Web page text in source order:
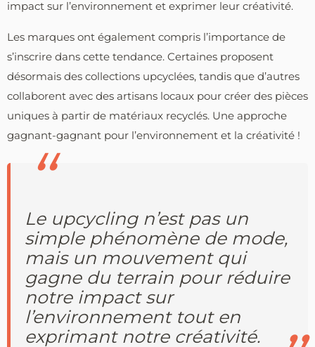
impact sur l’environnement et exprimer leur créativité.
Les marques ont également compris l’importance de
s’inscrire dans cette tendance. Certaines proposent
désormais des collections upcyclées, tandis que d’autres
collaborent avec des artisans locaux pour créer des pièces
uniques à partir de matériaux recyclés. Une approche
gagnant-gagnant pour l’environnement et la créativité !
Le upcycling n’est pas un
simple phénomène de mode,
mais un mouvement qui
gagne du terrain pour réduire
notre impact sur
l’environnement tout en
exprimant notre créativité.